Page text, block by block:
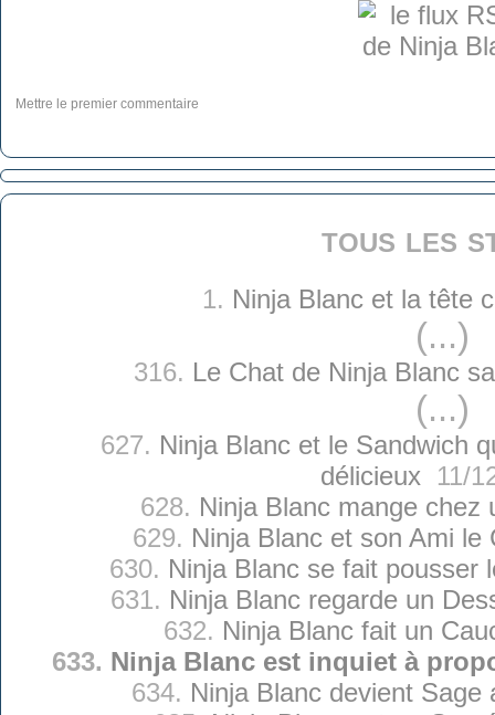
Mettre le premier commentaire
tous les
1. Ninja Blanc et la tête
(...)
316. Le Chat de Ninja Blanc
(...)
627. Ninja Blanc et le Sandwich
délicieux 11/
628. Ninja Blanc mange chez
629. Ninja Blanc et son Ami le
630. Ninja Blanc se fait pousser
631. Ninja Blanc regarde un
632. Ninja Blanc fait un
633. Ninja Blanc est inquiet à
634. Ninja Blanc devient Sage